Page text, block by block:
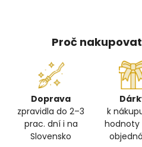
Proč
Doprava
zpravidla do 2–3
prac. dní i na
Slovensko
k
hodnoty